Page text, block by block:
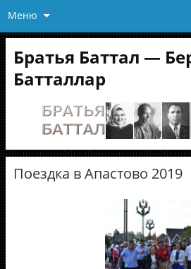
Меню
Братья Баттал —
Батталлар
Поездка в Апастово 2019